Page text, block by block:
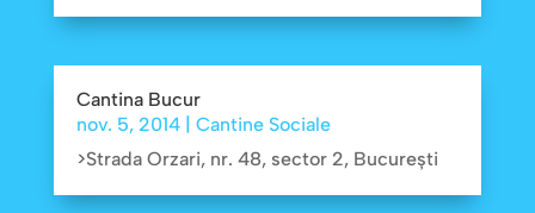
Cantina Bucur
nov. 5, 2014| Cantine Sociale
>Strada Orzari, nr. 48, sector 2, Bucureşti